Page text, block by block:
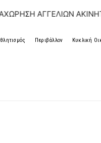
ΑΚΙΝΗΤΩΝ &
Περιβάλλον Κυκλική